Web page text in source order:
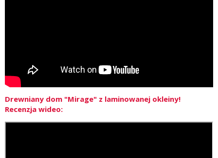
Drewniany dom "Mirage" z laminowanej okleiny!
Recenzja wideo: